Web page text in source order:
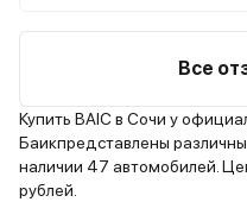
поездки на
дача; 3. Удобный
семья из 4 человек;
млн. рублей. В
изучали рынок
Все
Купить BAIC в Сочи у
Баикпредставлены
наличии 47 автомобилей.
рублей.